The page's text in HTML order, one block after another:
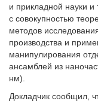
и прикладной науки
с совокупностью
методов
производства и
манипулирования
ансамблей из
нм).
Докладчик сообщил,